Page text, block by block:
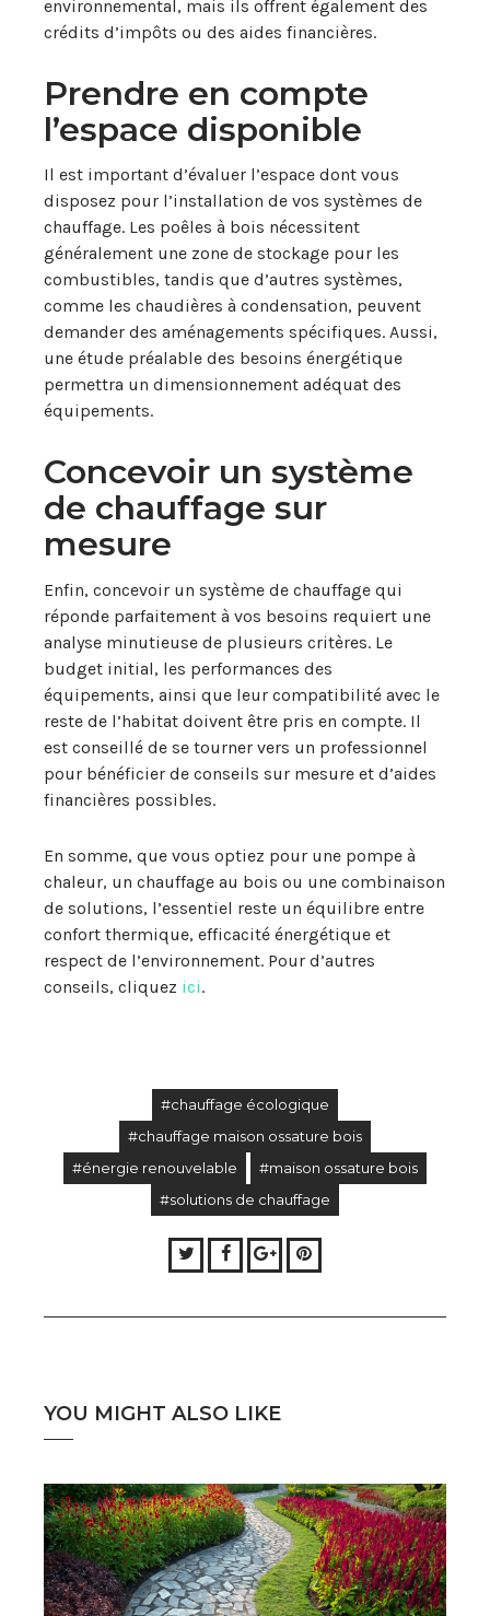
environnemental, mais ils offrent également des
crédits d’impôts ou des aides financières.
Prendre en compte
l’espace disponible
Il est important d’évaluer l’espace dont vous
disposez pour l’installation de vos systèmes de
chauffage. Les poêles à bois nécessitent
généralement une zone de stockage pour les
combustibles, tandis que d’autres systèmes,
comme les chaudières à condensation, peuvent
demander des aménagements spécifiques. Aussi,
une étude préalable des besoins énergétique
permettra un dimensionnement adéquat des
équipements.
Concevoir un système
de chauffage sur
mesure
Enfin, concevoir un système de chauffage qui
réponde parfaitement à vos besoins requiert une
analyse minutieuse de plusieurs critères. Le
budget initial, les performances des
équipements, ainsi que leur compatibilité avec le
reste de l’habitat doivent être pris en compte. Il
est conseillé de se tourner vers un professionnel
pour bénéficier de conseils sur mesure et d’aides
financières possibles.
En somme, que vous optiez pour une pompe à
chaleur, un chauffage au bois ou une combinaison
de solutions, l’essentiel reste un équilibre entre
confort thermique, efficacité énergétique et
respect de l’environnement. Pour d’autres
conseils, cliquez ici.
#chauffage écologique
#chauffage maison ossature bois
#énergie renouvelable
#maison ossature bois
#solutions de chauffage
TwitterFacebook
Google+Pinterest
YOU MIGHT ALSO LIKE